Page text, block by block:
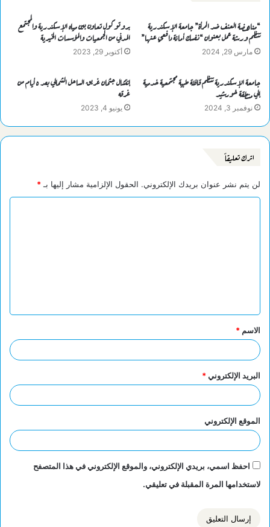
“مناهضة العنف ضد المرأة” جامعة الإسكندرية
تنظم ورشة عمل بعنوان “نفسك أمانة دافعي عنها”
مارس 29, 2024
بروتوكول تعاون بين مياه الإسكندرية والمجتمع
المدني من الجمعيات والمؤسسات الخيرية
أكتوبر 29, 2023
جامعة الإسكندرية تنظم قافلة طبية مجتمعية خدمية
إلي منطقة خورشيد
نوفمبر 3, 2024
إنتشال جثمان غريق الساحل الشمالي بعد ٥ أيام من
غرقه
يونيو 4, 2023
اترك تعليقاً
لن يتم نشر عنوان بريدك الإلكتروني. الحقول الإلزامية مشار إليها بـ *
ق
*
الاسم *
البريد الإلكتروني*
الموقع الإلكتروني
احفظ اسمي، بريدي الإلكتروني، والموقع الإلكتروني في هذا المتصفح
لاستخدامها المرة المقبلة في تعليقي.